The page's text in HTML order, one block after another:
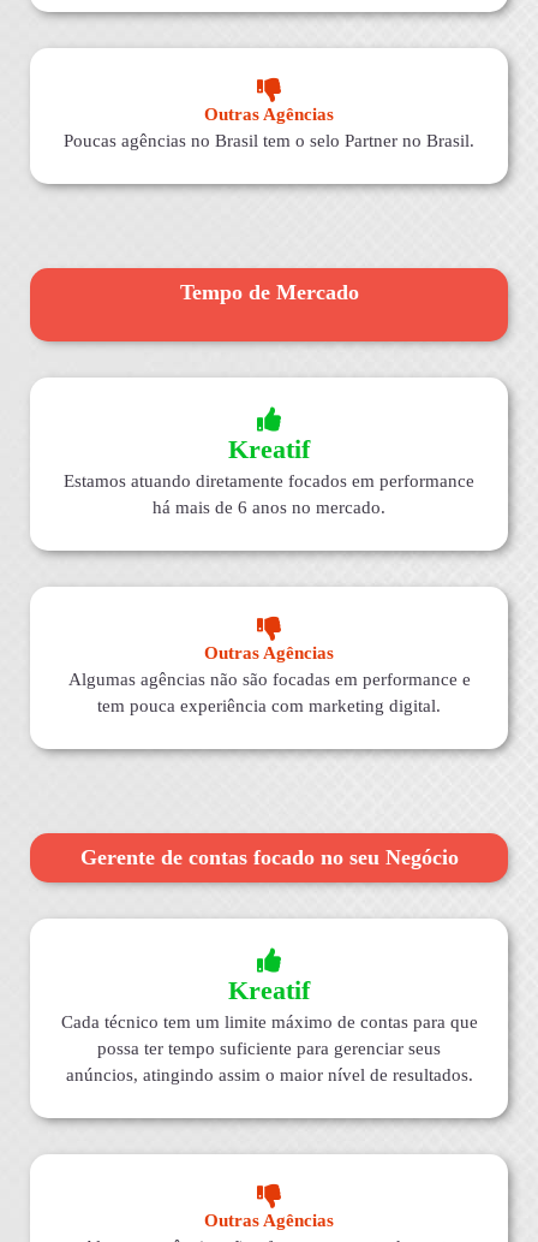
Outras Agências
Poucas agências no Brasil tem o selo Partner no Brasil.
Tempo de Mercado
Kreatif
Estamos atuando diretamente focados em performance
há mais de 6 anos no mercado.
Outras Agências
Algumas agências não são focadas em performance e
tem pouca experiência com marketing digital.
Gerente de contas focado no seu Negócio
Kreatif
Cada técnico tem um limite máximo de contas para que
possa ter tempo suficiente para gerenciar seus
anúncios, atingindo assim o maior nível de resultados.
Outras Agências